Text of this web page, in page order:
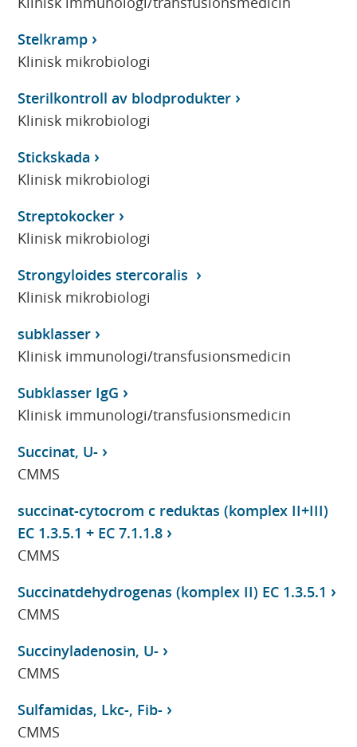
Stelkramp
Klinisk mikrobiologi
Sterilkontroll av blodprodukter
Klinisk mikrobiologi
Stickskada
Klinisk mikrobiologi
Streptokocker
Klinisk mikrobiologi
Strongyloides stercoralis
Klinisk mikrobiologi
subklasser
Klinisk immunologi/transfusionsmedicin
Subklasser IgG
Klinisk immunologi/transfusionsmedicin
Succinat, U-
CMMS
succinat-cytocrom c reduktas (komplex II+III)
EC 1.3.5.1 + EC 7.1.1.8
CMMS
Succinatdehydrogenas (komplex II) EC 1.3.5.1
CMMS
Succinyladenosin, U-
CMMS
Sulfamidas, Lkc-, Fib-
CMMS